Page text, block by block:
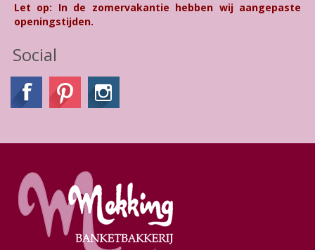
Let op: In de zomervakantie hebben wij aangepaste
openingstijden.
Social